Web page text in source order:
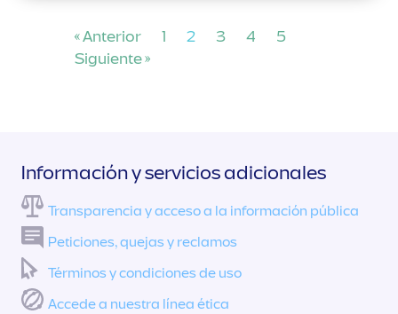
« Anterior 1 2 3 4
5
Siguiente »
Información y servicios adicionales
Transparencia y acceso a la información pública
Peticiones, quejas y reclamos
Términos y condiciones de uso
Accede a nuestra línea ética